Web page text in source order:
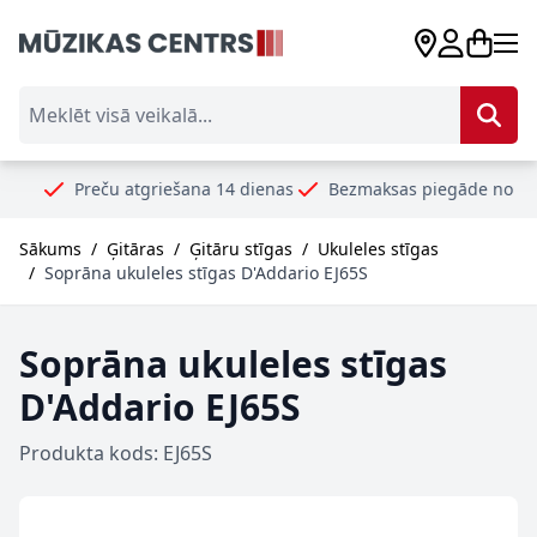
atgriešana 14 dienas Bezmaksas piegāde no 99€
Sākums / Ģitāras / Ģitāru stīgas / Ukuleles stīgas
/ Soprāna ukuleles stīgas D'Addario EJ65S
Soprāna ukuleles stīgas
D'Addario EJ65S
Produkta kods: EJ65S